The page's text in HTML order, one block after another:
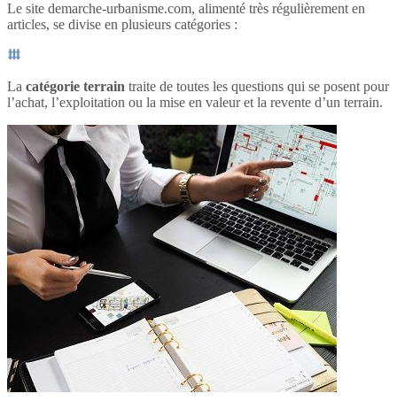
Le site demarche-urbanisme.com, alimenté très régulièrement en
articles, se divise en plusieurs catégories :
La catégorie terrain traite de toutes les questions qui se posent pour
l’achat, l’exploitation ou la mise en valeur et la revente d’un terrain.